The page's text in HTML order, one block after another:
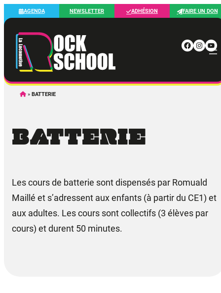
Aller
au
contenu
AGENDA NEWSLETTER ADHÉSION FAIRE UN DON
» BATTERIE
BATTERIE
Les cours de batterie sont dispensés par Romuald
Maillé et s’adressent aux enfants (à partir du CE1) et
aux adultes. Les cours sont collectifs (3 élèves par
cours) et durent 50 minutes.